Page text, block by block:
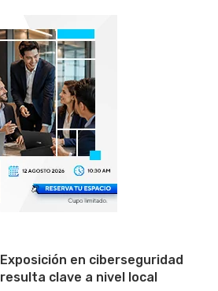
Exposición en ciberseguridad
resulta clave a nivel local